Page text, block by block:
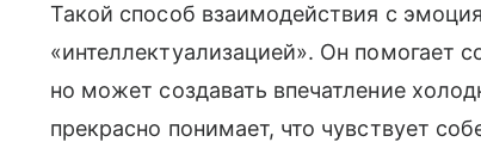
Такой способ взаимодействия с
«интеллектуализацией». Он помогает
но может создавать впечатление
прекрасно понимает, что чувствует